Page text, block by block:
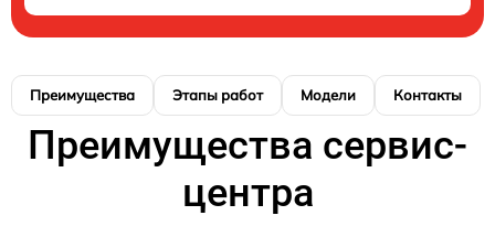
Преимущества Этапы работ Модели Контакты
Преимущества сервис-
центра